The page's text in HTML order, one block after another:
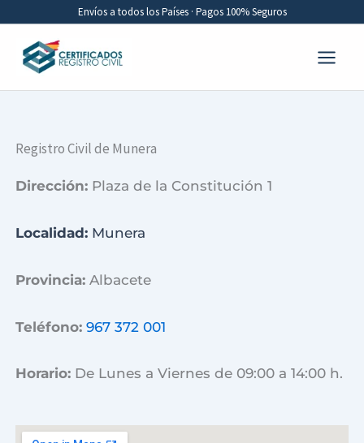
contenido
Envíos a todos los Países · Pagos 100% Seguros
Registro Civil de Munera
Dirección: Plaza de la Constitución 1
Localidad: Munera
Provincia:Albacete
Teléfono: 967 372 001
Horario: De Lunes a Viernes de 09:00 a 14:00 h.